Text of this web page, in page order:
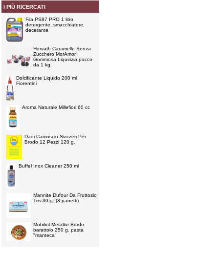
I PIÙ RICERCATI
Fila PS87 PRO 1 litro
detergente, smacchiatore,
decerante
Horvath Caramelle Senza
Zucchero MorAmor
Gommosa Liquirizia pacco
da 1 kg.
Dolcificante Liquido 200 ml
Fiorentini
Aroma Naturale Millefiori 60 cc
Dadi Camoscio Svizzeri Per
Brodo 12 Pezzi 120 g.
Buffel Inox Cleaner 250 ml
Mannite Dufour Da Fruttosio
Tris 30 g. (3 panetti)
Mobiliol Metallor Bordo
barattolo 250 g. pasta
"manteca"